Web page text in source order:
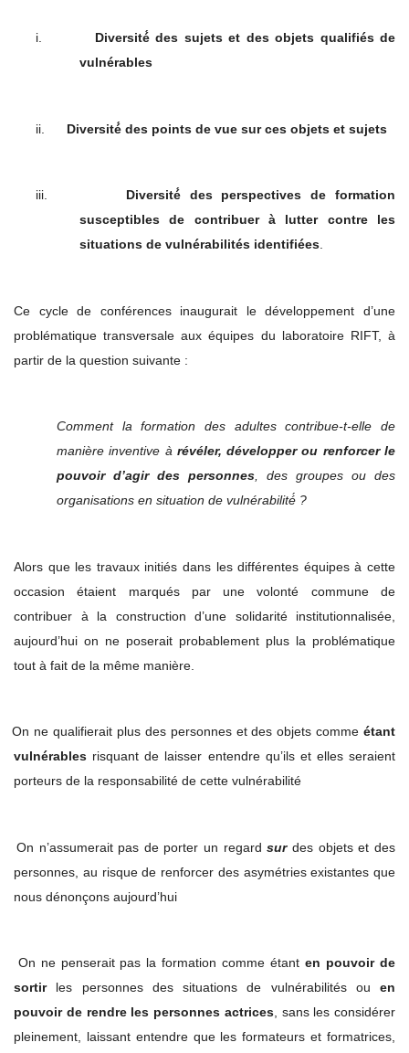
i.
Diversité́ des sujets et des objets qualifiés de
vulnérables
ii. Diversité́ des points de vue sur ces objets et sujets
iii.
Diversité́ des perspectives de formation
susceptibles de contribuer à lutter contre les
situations de vulnérabilités identifiées
Ce cycle de conférences inaugurait le développement d’une
problématique transversale aux équipes du laboratoire RIFT, à
partir de la question suivante :
Comment la formation des adultes contribue-t-elle de
manière inventive à révéler, développer ou renforcer le
pouvoir d’agir des personnes , des groupes ou des
organisations en situation de vulnérabilité́ ?
Alors que les travaux initiés dans les différentes équipes à cette
occasion étaient marqués par une volonté commune de
contribuer à la construction d’une solidarité institutionnalisée,
aujourd’hui on ne poserait probablement plus la problématique
tout à fait de la même manière.
On ne qualifierait plus des personnes et des objets comme étant
vulnérables risquant de laisser entendre qu’ils et elles seraient
porteurs de la responsabilité de cette vulnérabilité
On n’assumerait pas de porter un regardsur des objets et des
personnes, au risque de renforcer des asymétries existantes que
nous dénonçons aujourd’hui
On ne penserait pas la formation comme étanten pouvoir de
sortirles personnes des situations de vulnérabilités ou en
pouvoir de rendre les personnes actrices, sans les considérer
pleinement, laissant entendre que les formateurs et formatrices,